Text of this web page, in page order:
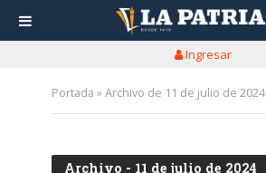
Ingresar
Portada »Archivo de 11 de julio de 2024
Archivo - 11 de julio de 2024